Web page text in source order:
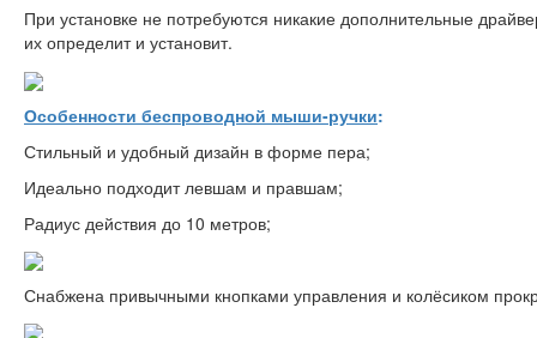
При установке не потребуются никакие дополнительные
их определит и установит.
Особенности беспроводной мыши-ручки:
Стильный и удобный дизайн в форме пера;
Идеально подходит левшам и правшам;
Радиус действия до 10 метров;
Снабжена привычными кнопками управления и колёсиком